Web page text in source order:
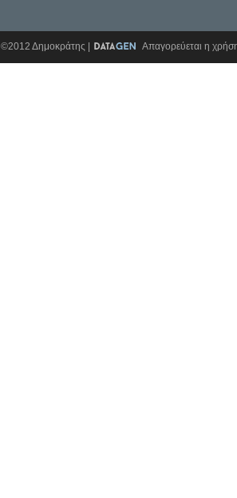
©2012 Δημοκράτης | Απαγορεύεται η